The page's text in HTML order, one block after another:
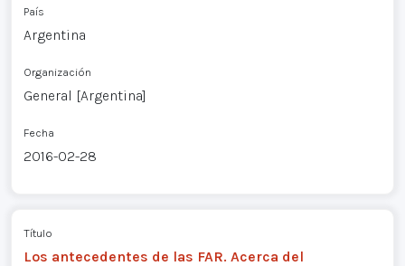
País
Argentina
Organización
General [Argentina]
Fecha
2016-02-28
Título
Los antecedentes de las FAR. Acerca del